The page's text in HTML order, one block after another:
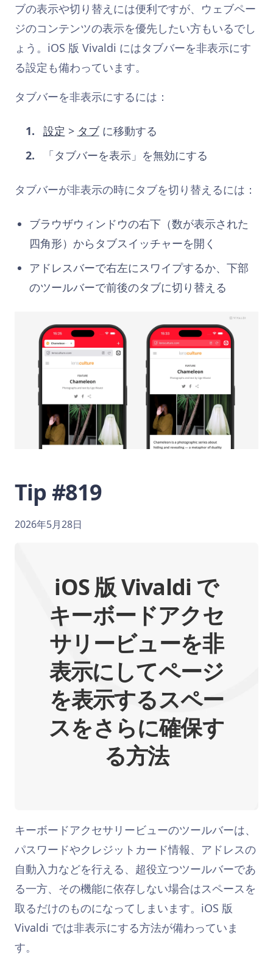
ブの表示や切り替えには便利ですが、ウェブペー
ジのコンテンツの表示を優先したい方もいるでし
ょう。iOS 版 Vivaldi にはタブバーを非表示にす
る設定も備わっています。
タブバーを非表示にするには：
設定 > タブに移動する
「タブバーを表示」を無効にする
タブバーが非表示の時にタブを切り替えるには：
ブラウザウィンドウの右下（数が表示された
四角形）からタブスイッチャーを開く
アドレスバーで右左にスワイプするか、下部
のツールバーで前後のタブに切り替える
Tip #819
2026年5月28日
iOS 版 Vivaldi で
キーボードアクセ
サリービューを非
表示にしてページ
を表示するスペー
スをさらに確保す
る方法
キーボードアクセサリービューのツールバーは、
パスワードやクレジットカード情報、アドレスの
自動入力などを行える、超役立つツールバーであ
る一方、その機能に依存しない場合はスペースを
取るだけのものになってしまいます。iOS 版
Vivaldi では非表示にする方法が備わっていま
す。